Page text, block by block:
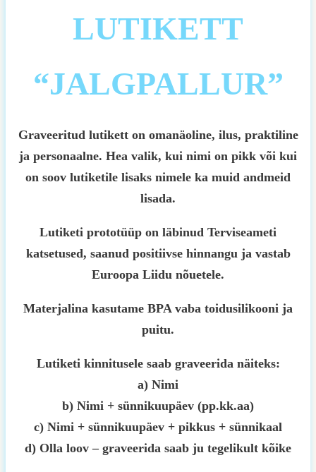
LUTIKETT
“JALGPALLUR”
Graveeritud lutikett on omanäoline, ilus, praktiline
ja personaalne. Hea valik, kui nimi on pikk või kui
on soov lutiketile lisaks nimele ka muid andmeid
lisada.
Lutiketi prototüüp on läbinud Terviseameti
katsetused, saanud positiivse hinnangu ja vastab
Euroopa Liidu nõuetele.
Materjalina kasutame BPA vaba toidusilikooni ja
puitu.
Lutiketi kinnitusele saab graveerida näiteks:
a) Nimi
b) Nimi + sünnikuupäev (pp.kk.aa)
c) Nimi + sünnikuupäev + pikkus + sünnikaal
d) Olla loov – graveerida saab ju tegelikult kõike